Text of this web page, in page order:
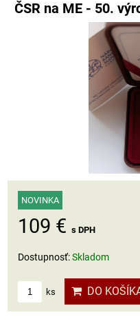
ČSR na ME - 50.
NOVINKA
109 € s DPH
Dostupnosť:Skladom
ks DO